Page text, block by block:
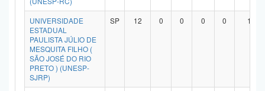
UNIVERSIDADE
ESTADUAL
PAULISTA JÚLIO DE
MESQUITA FILHO (
SÃO JOSÉ DO RIO
PRETO ) (UNESP-
SJRP)
SP 12 0 0 0 0 11